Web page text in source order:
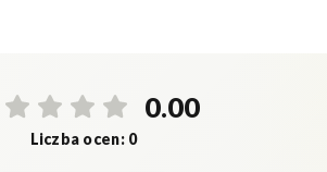
0.00
Liczba ocen: 0